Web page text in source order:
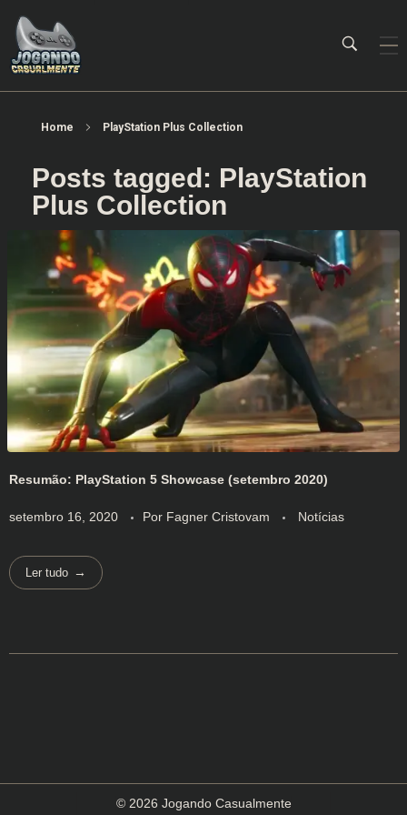
Home PlayStation Plus Collection
Posts tagged: PlayStation
Plus Collection
Resumão: PlayStation 5 Showcase (setembro 2020)
setembro 16, 2020 Por Fagner Cristovam Notícias
Ler tudo
© 2026 Jogando Casualmente